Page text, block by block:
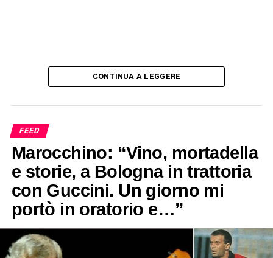
CONTINUA A LEGGERE
FEED
Marocchino: “Vino, mortadella
e storie, a Bologna in trattoria
con Guccini. Un giorno mi
portò in oratorio e…”